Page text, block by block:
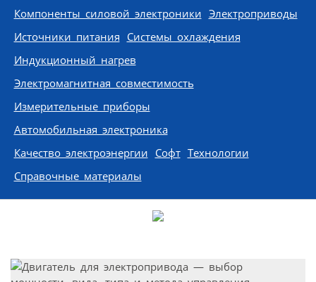
Компоненты силовой электроники Электроприводы
Источники питания Системы охлаждения
Индукционный нагрев
Электромагнитная совместимость
Измерительные приборы
Автомобильная электроника
Качество электроэнергии Софт Технологии
Справочные материалы